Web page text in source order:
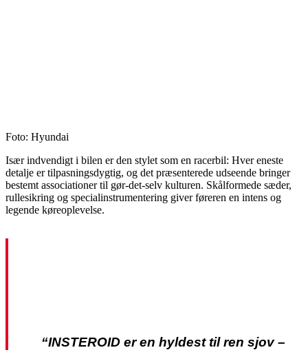
Foto: Hyundai
Især indvendigt i bilen er den stylet som en racerbil: Hver eneste
detalje er tilpasningsdygtig, og det præsenterede udseende bringer
bestemt associationer til gør-det-selv kulturen. Skålformede sæder,
rullesikring og specialinstrumentering giver føreren en intens og
legende køreoplevelse.
“INSTEROID er en hyldest til ren sjov –